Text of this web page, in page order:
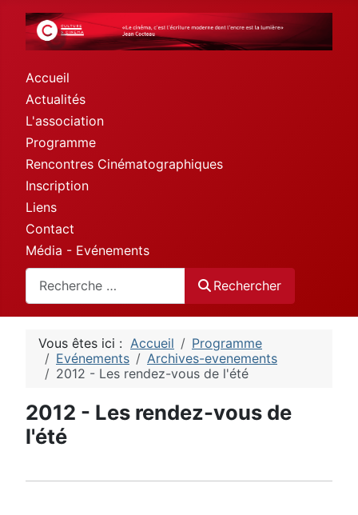
Accueil
Actualités
L'association
Programme
Rencontres Cinématographiques
Inscription
Liens
Contact
Média - Evénements
Rechercher
Rechercher
Vous êtes ici : Accueil
Programme
Evénements
Archives-evenements
2012 - Les rendez-vous de l'été
2012 - Les rendez-vous de
l'été